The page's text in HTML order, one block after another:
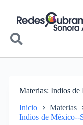
Materias Indios de
Inicio
Materias
Indios de México--